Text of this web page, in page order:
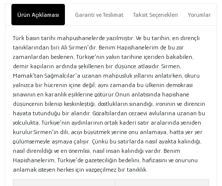
Ürün Açıklaması Garanti ve Teslimat Taksit Seçenekleri Yorumlar
Türk basın tarihi mahpushanelerde yazılmıştır. Ve bu tarihin, en dirençli
tanıklarından biri Ali Sirmen’dir. Benim Hapishanelerim de bu zor
zamanlardan beslenen, Türkiye’nin yakın tarihine içeriden bakabilen,
demir kapıların ardında şekillenen bir düşünce atlasıdır. Sirmen,
Mamak’tan Sağmalcılar’a uzanan mahpusluk yıllarını anlatırken, okuru
yalnızca bir hücrenin içine değil; aynı zamanda bu ülkenin demokrasi
sınavının en karanlık eşiklerine götürür.Onun anlatısında hapishane
düşüncenin bilenip keskinleştiği, dostlukların sınandığı, ironinin ve direncin
hayata tutunduğu bir alandır. Gözaltılardan cezaevi avlularına uzanan bu
yolculukta, Türkiye’nin aydınlarının ortak kaderi satır aralarında yeniden
kurulur.Sirmen’in dili, acıyı büyütmek yerine onu anlamaya, hatta yer yer
gülümsemeyle aşmaya çalışır. Çünkü bu satırlarda nasıl ayakta kalındığı,
nasıl direnildiği ve en önemlisi, nasıl insan kalındığı vardır. Benim
Hapishanelerim, Türkiye’de gazeteciliğin bedelini, hafızasını ve onurunu
anlamak isteyen herkes için vazgeçilmez bir tanıklık.